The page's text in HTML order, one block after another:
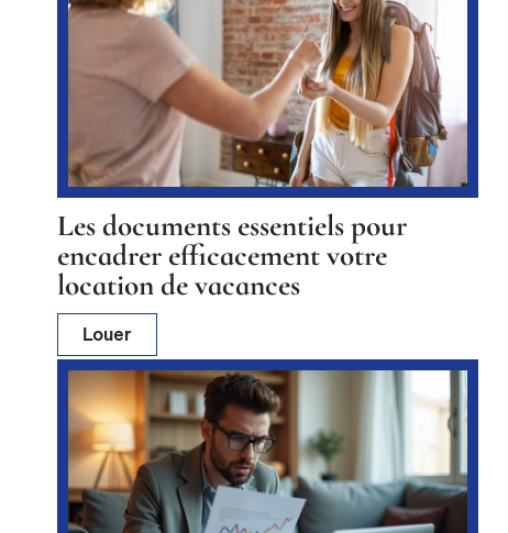
Les documents essentiels pour
encadrer efficacement votre
location de vacances
Louer